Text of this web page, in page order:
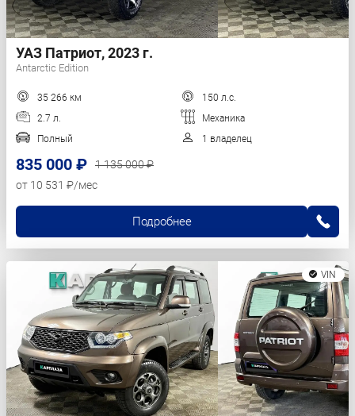
УАЗ Патриот, 2023 г.
Antarctic Edition
35 266 км
150 л.с.
2.7 л.
Механика
Полный
1 владелец
835 000 ₽
1 135 000 ₽
от 10 531 ₽/мес
Подробнее
VIN